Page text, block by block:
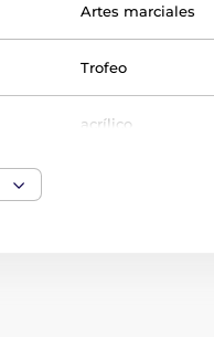
Artes marciales
Trofeo
acrílico